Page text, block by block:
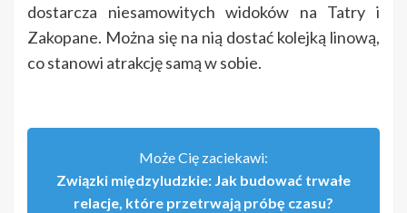
dostarcza niesamowitych widoków na Tatry i
Zakopane. Można się na nią dostać kolejką linową,
co stanowi atrakcję samą w sobie.
Może Cię zaciekawi:
Związki międzyludzkie: Jak budować trwałe
relacje, które przetrwają próbę czasu?